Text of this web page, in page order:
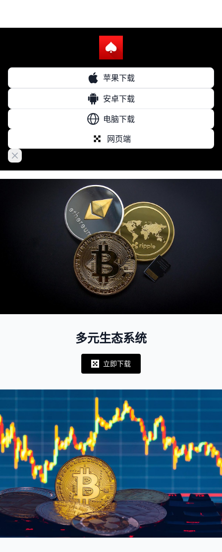
苹果下载
安卓下载
电脑下载
网页端
Close banner
多元生态系统
Notifications
立即下载